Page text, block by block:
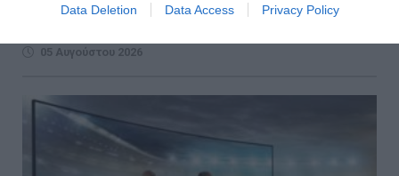
Data Deletion Data Access Privacy Policy
μετά τις δηλώσεις της σε διαδικτυακό podcast, όπου
05 Αυγούστου 2026